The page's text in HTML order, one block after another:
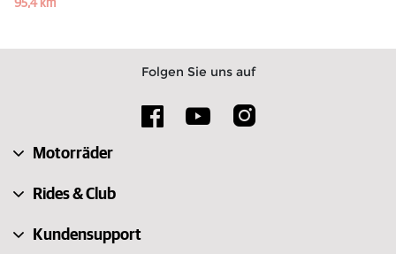
95,4 km
Folgen Sie uns auf
Motorräder
Rides & Club
Kundensupport